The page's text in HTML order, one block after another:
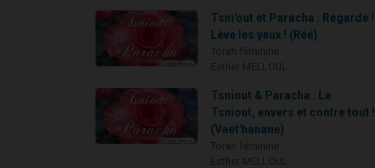
Tsni'out et Paracha : Regarde !
Lève les yeux ! (Réé)
Tsniout & Paracha : La
Tsniout, envers et contre tout !
(Vaet'hanane)